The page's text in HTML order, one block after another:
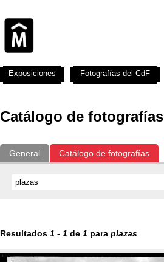
Catálogo de fotografías
General Catálogo de fotografías
Resultados 1 - 1 de 1 para plazas
Exposiciones Fotografías del CdF